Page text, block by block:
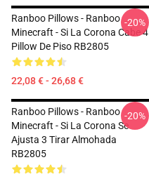
Ranboo Pillows - Ranboo
Minecraft - Si La Corona Cabe 4
Pillow De Piso RB2805
22,08 € - 26,68 €
-20%
Ranboo Pillows - Ranboo
Minecraft - Si La Corona Se
Ajusta 3 Tirar Almohada
RB2805
-20%